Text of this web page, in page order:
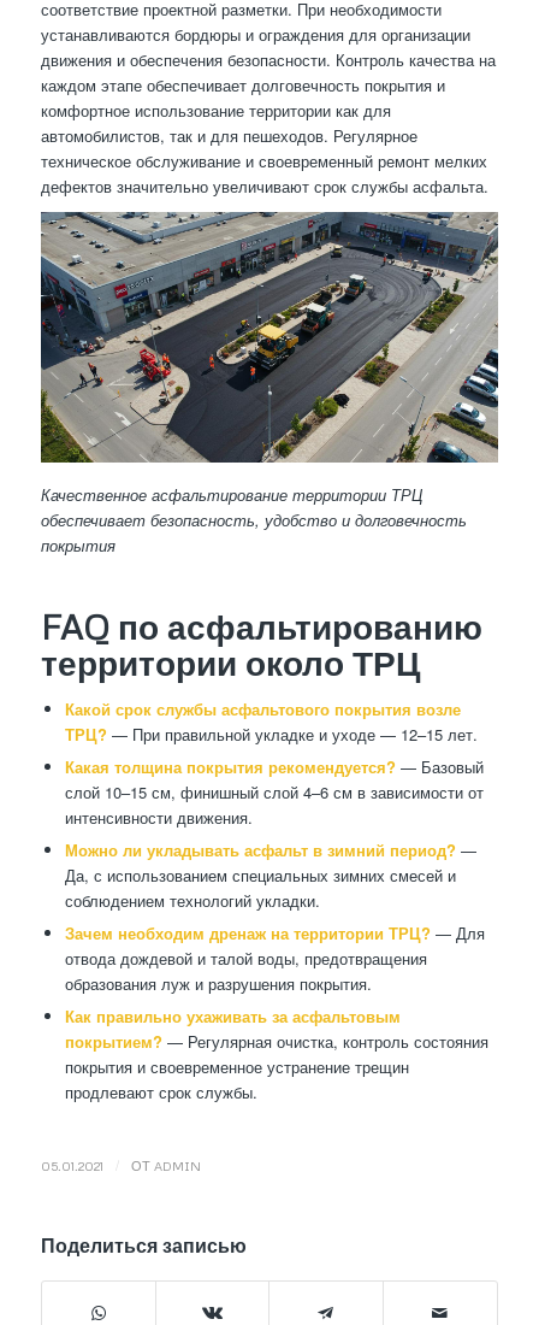
соответствие проектной разметки. При необходимости
устанавливаются бордюры и ограждения для организации
движения и обеспечения безопасности. Контроль качества на
каждом этапе обеспечивает долговечность покрытия и
комфортное использование территории как для
автомобилистов, так и для пешеходов. Регулярное
техническое обслуживание и своевременный ремонт мелких
дефектов значительно увеличивают срок службы асфальта.
Качественное асфальтирование территории ТРЦ
обеспечивает безопасность, удобство и долговечность
покрытия
FAQ по асфальтированию
территории около ТРЦ
Какой срок службы асфальтового покрытия возле
ТРЦ? — При правильной укладке и уходе — 12–15 лет.
Какая толщина покрытия рекомендуется? — Базовый
слой 10–15 см, финишный слой 4–6 см в зависимости от
интенсивности движения.
Можно ли укладывать асфальт в зимний период? —
Да, с использованием специальных зимних смесей и
соблюдением технологий укладки.
Зачем необходим дренаж на территории ТРЦ? — Для
отвода дождевой и талой воды, предотвращения
образования луж и разрушения покрытия.
Как правильно ухаживать за асфальтовым
покрытием? — Регулярная очистка, контроль состояния
покрытия и своевременное устранение трещин
продлевают срок службы.
05.01.2021 ОТ ADMIN
Поделиться записью